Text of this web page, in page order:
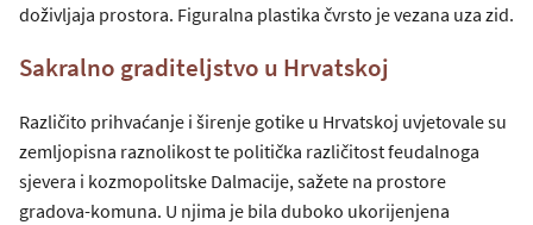
doživljaja prostora. Figuralna plastika čvrsto je vezana uza zid.
Sakralno graditeljstvo u Hrvatskoj
Različito prihvaćanje i širenje gotike u Hrvatskoj uvjetovale su
zemljopisna raznolikost te politička različitost feudalnoga
sjevera i kozmopolitske Dalmacije, sažete na prostore
gradova-komuna. U njima je bila duboko ukorijenjena